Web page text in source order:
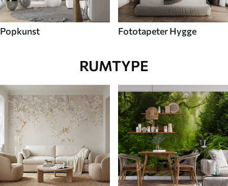
Popkunst Fototapeter Hygge
RUMTYPE